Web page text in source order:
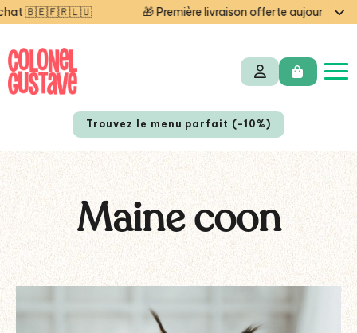
🎁 Première livraison offerte aujourd'hui — code
Trouvez le menu parfait (-10%)
Maine coon